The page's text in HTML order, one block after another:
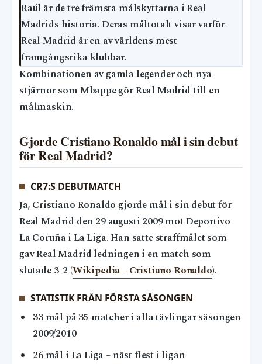
Raúl är de tre främsta målskyttarna i Real
Madrids historia. Deras måltotalt visar varför
Real Madrid är en av världens mest
framgångsrika klubbar.
Kombinationen av gamla legender och nya
stjärnor som Mbappe gör Real Madrid till en
målmaskin.
Gjorde Cristiano Ronaldo mål i sin debut
för Real Madrid?
CR7:S DEBUTMATCH
Ja, Cristiano Ronaldo gjorde mål i sin debut för
Real Madrid den 29 augusti 2009 mot Deportivo
La Coruña i La Liga. Han satte straffmålet som
gav Real Madrid ledningen i en match som
slutade 3-2 (Wikipedia – Cristiano Ronaldo).
STATISTIK FRÅN FÖRSTA SÄSONGEN
33 mål på 35 matcher i alla tävlingar säsongen
2009/2010
26 mål i La Liga – näst flest i ligan